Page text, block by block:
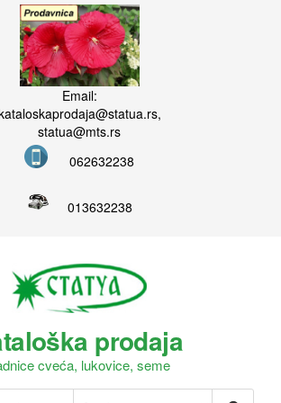
Email:
statua@mts.rs
062632238
013632238
prodaja
cveća, lukovice, seme